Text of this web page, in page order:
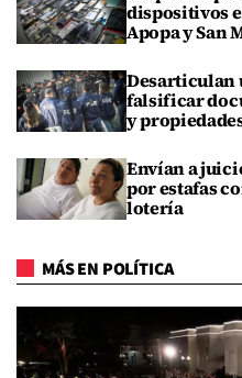
dispositivos
Apopa y San
Desarticulan
falsificar
y
Envían a
por estafas
lotería
MÁS EN POLÍTICA